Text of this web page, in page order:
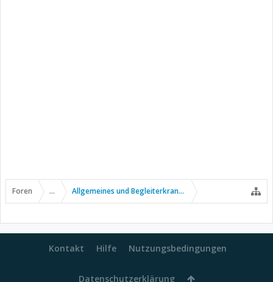
Foren ... Allgemeines und Begleiterkrankungen
Kontakt Hilfe Nutzungsbedingungen
Datenschutzerklärung